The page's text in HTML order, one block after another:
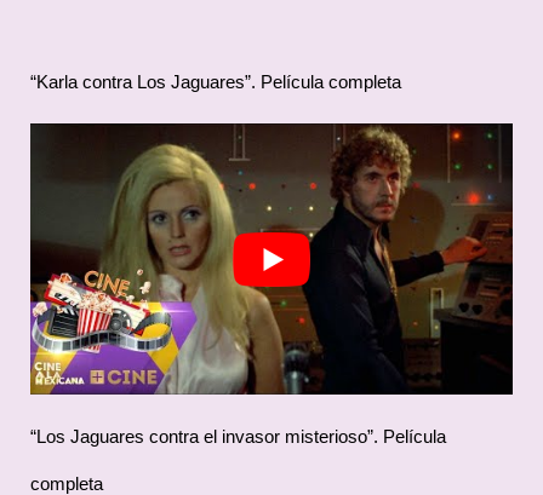
“Karla contra Los Jaguares”. Película completa
“Los Jaguares contra el invasor misterioso”. Película
completa